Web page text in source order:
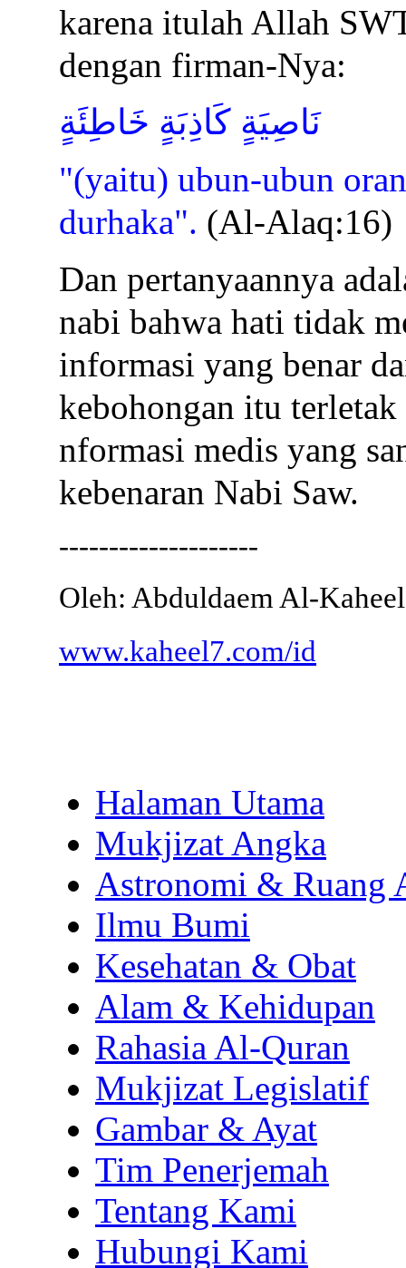
karena itulah Allah
dengan firman-Nya:
نَاصِيَةٍ كَاذِبَةٍ خَاطِئَةٍ
"(yaitu) ubun-ubun
durhaka". (Al-Alaq:16)
Dan pertanyaannya
nabi bahwa hati tidak
informasi yang benar
kebohongan itu
nformasi medis yang
kebenaran Nabi Saw.
--------------------
Oleh: Abduldaem Al-Kaheel
www.kaheel7.com/id
Halaman Utama
Mukjizat Angka
Astronomi & Ruang
Ilmu Bumi
Kesehatan & Obat
Alam & Kehidupan
Rahasia Al-Quran
Mukjizat Legislatif
Gambar & Ayat
Tim Penerjemah
Tentang Kami
Hubungi Kami